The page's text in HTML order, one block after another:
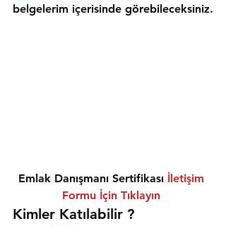
belgelerim içerisinde görebileceksiniz.
Emlak Danışmanı Sertifikası İletişim
Formu İçin Tıklayın
Kimler Katılabilir ?